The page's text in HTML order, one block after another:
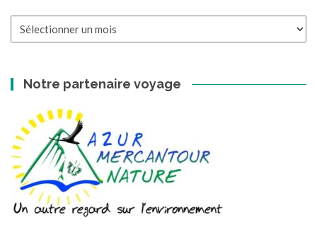
Notre partenaire voyage